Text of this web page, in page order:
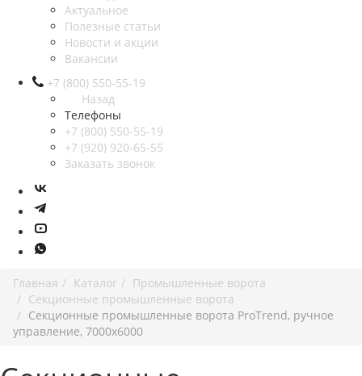
Актуальное
Полезные статьи
Новости и акции
Вакансии
+7 (800) 550-55-19
Назад
Телефоны
+7 (800) 550-55-19
+7 (920) 920-65-55
Заказать звонок
Главная Каталог
Промышленные ворота
Секционные промышленные ворота
Секционные промышленные ворота ProTrend, ручное
управление, 7000x6000